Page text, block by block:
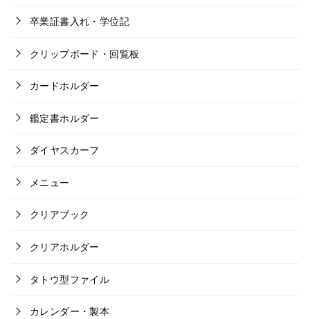
卒業証書入れ・学位記
クリップボード・回覧板
カードホルダー
鑑定書ホルダー
ダイヤスカーフ
メニュー
クリアブック
クリアホルダー
タトウ型ファイル
カレンダー・製本